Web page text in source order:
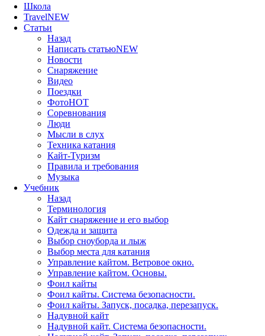
Школа
TravelNEW
Статьи
Назад
Написать статьюNEW
Новости
Снаряжение
Видео
Поездки
ФотоHOT
Соревнования
Люди
Мысли в слух
Техника катания
Кайт-Туризм
Правила и требования
Музыка
Учебник
Назад
Терминология
Кайт снаряжение и его выбор
Одежда и защита
Выбор сноуборда и лыж
Выбор места для катания
Управление кайтом. Ветровое окно.
Управление кайтом. Основы.
Фоил кайты
Фоил кайты. Система безопасности.
Фоил кайты. Запуск, посадка, перезапуск.
Надувной кайт
Надувной кайт. Система безопасности.